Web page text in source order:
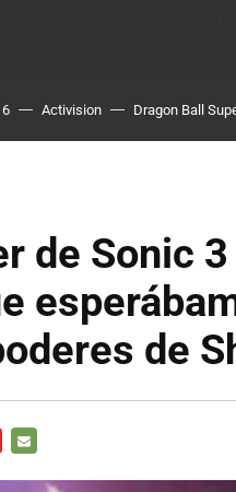
6 Activision Dragon Ball
de Sonic
de